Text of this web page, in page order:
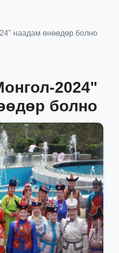
наадам өнөөдөр болно
2024"
болно